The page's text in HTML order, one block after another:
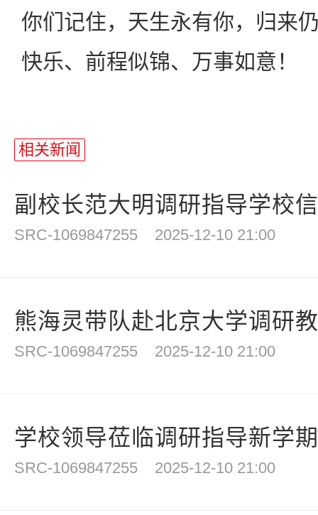
你们记住，天生永有你，归来
快乐、前程似锦、万事如意！
相关新闻
副校长范大明调研指导学校
SRC-1069847255 2025-12-10 21:00
熊海灵带队赴北京大学调研
SRC-1069847255 2025-12-10 21:00
学校领导莅临调研指导新学
SRC-1069847255 2025-12-10 21:00